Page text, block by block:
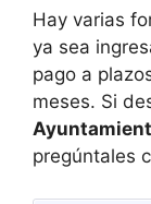
Hay varias
ya sea
pago a
meses. Si
pregúntales